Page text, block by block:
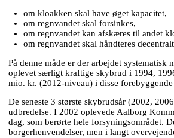
om kloakken skal have øget kapacitet,
om regnvandet skal forsinkes,
om regnvandet kan afskæres til andet
om regnvandet skal håndteres
På denne måde er der arbejdet
oplevet særligt kraftige skybrud i 1994,
mio. kr. (2012-niveau) i disse
De seneste 3 største skybrudsår (2002,
udbredelse. I 2002 oplevede Aalborg
dag, som berørte hele forsyningsområdet.
borgerhenvendelser, men i langt